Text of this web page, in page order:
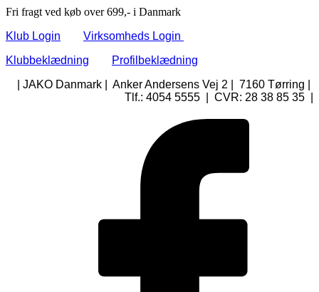
Fri fragt ved køb over 699,- i Danmark
Klub Login
Virksomheds Login
Klubbeklædning
Profilbeklædning
| JAKO Danmark | Anker Andersens Vej 2 | 7160 Tørring |
Tlf.: 4054 5555 | CVR: 28 38 85 35 |